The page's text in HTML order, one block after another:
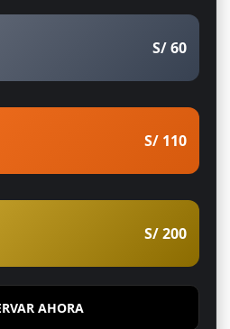
S/ 60
S/ 110
S/ 200
AHORA